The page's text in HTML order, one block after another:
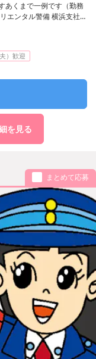
あくまで一例です（勤務
浜西口第6ビル3F アク
エンタル警備 横浜支社/
）歓迎
を見る
まとめて応募